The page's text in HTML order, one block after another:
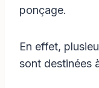
ponçage.
En effet,
sont destinées